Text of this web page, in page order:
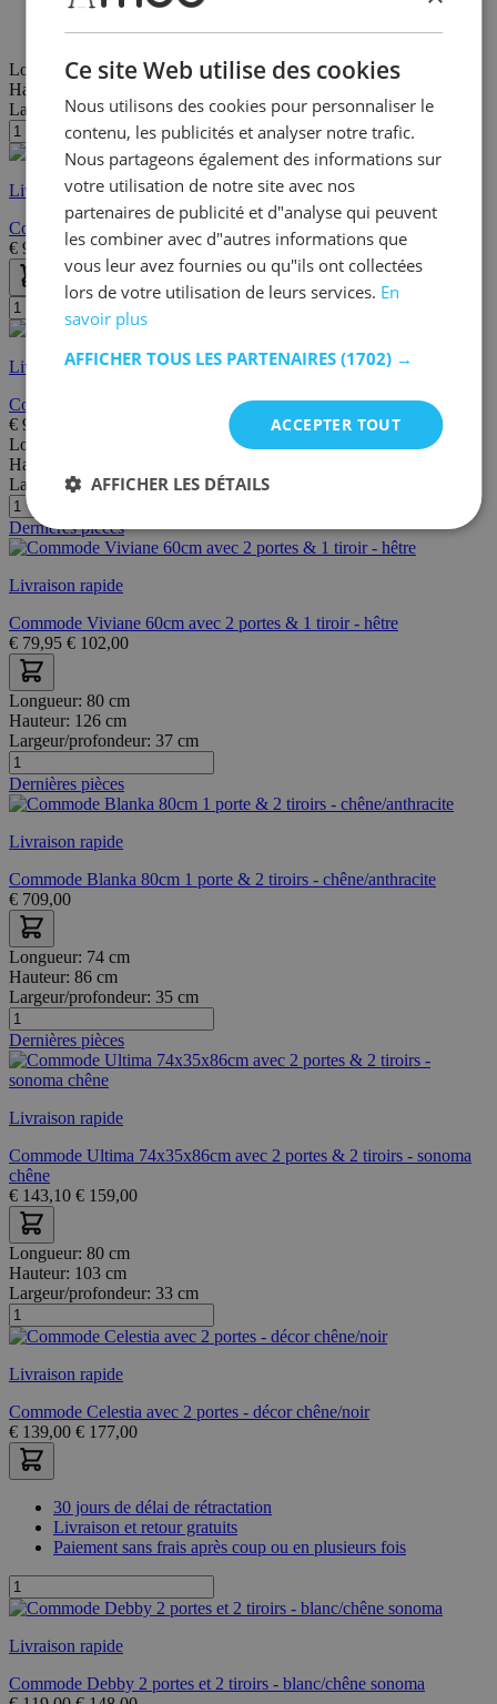
Livraison et retour gratuits
Paiement sans frais après coup ou en plusieurs fois
Longueur:60 cm
Hauteur:
Largeur/profondeur:35 cm
Livraison rapide
Commode Debby 2 portes - blanc/chêne sonoma
€ 97,95 €111,00
Livraison rapide
Commode Viviane 90cm avec 3 portes & 1 tiroir - hêtre
€ 99,00
Longueur:
Hauteur:
Largeur/profondeur:30 cm
Dernières pièces
Livraison rapide
Commode Viviane 60cm avec 2 portes & 1 tiroir - hêtre
€ 79,95 € 102,00
Longueur: 80 cm
Hauteur: 126 cm
Largeur/profondeur: 37 cm
Dernières pièces
Livraison rapide
Commode Blanka 80cm 1 porte & 2 tiroirs - chêne/anthracite
€ 709,00
Longueur: 74 cm
Hauteur: 86 cm
Largeur/profondeur: 35 cm
Dernières pièces
Livraison rapide
Commode Ultima 74x35x86cm avec 2 portes & 2 tiroirs - sonoma
chêne
€ 143,10 € 159,00
Longueur: 80 cm
Hauteur: 103 cm
Largeur/profondeur: 33 cm
Livraison rapide
Commode Celestia avec 2 portes - décor chêne/noir
€ 139,00 € 177,00
30 jours de délai de rétractation
Livraison et retour gratuits
Paiement sans frais après coup ou en plusieurs fois
Livraison rapide
Commode Debby 2 portes et 2 tiroirs - blanc/chêne sonoma
Ce site Web utilise des cookies
Nous utilisons des cookies pour personnaliser le
contenu, les publicités et analyser notre trafic.
Nous partageons également des informations sur
votre utilisation de notre site avec nos
partenaires de publicité et d"analyse qui peuvent
les combiner avec d"autres informations que
vous leur avez fournies ou qu"ils ont collectées
lors de votre utilisation de leurs services. En
savoir plus
AFFICHER TOUS LES PARTENAIRES (1702) →
ACCEPTER TOUT
AFFICHER LES DÉTAILS